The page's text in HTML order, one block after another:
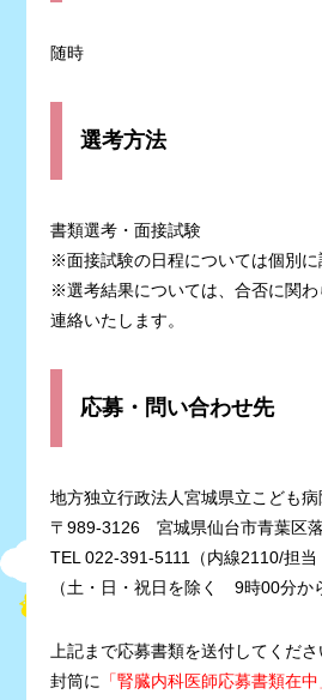
随時
選考方法
書類選考・面接試験
※面接試験の日程については個別に
※選考結果については、合否に関
連絡いたします。
応募・問い合わせ先
地方独立行政法人宮城県立こども
〒989-3126 宮城県仙台市青葉区
TEL 022-391-5111（内線2110/担当
（土・日・祝日を除く 9時00分か
上記まで応募書類を送付してくださ
封筒に 「腎臓内科医師応募書類在中